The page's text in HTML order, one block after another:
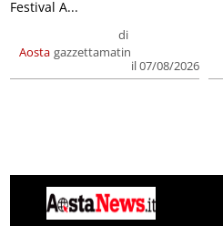
Aosta
di
gazzettamatin
il 07/08/2026
Festival A...